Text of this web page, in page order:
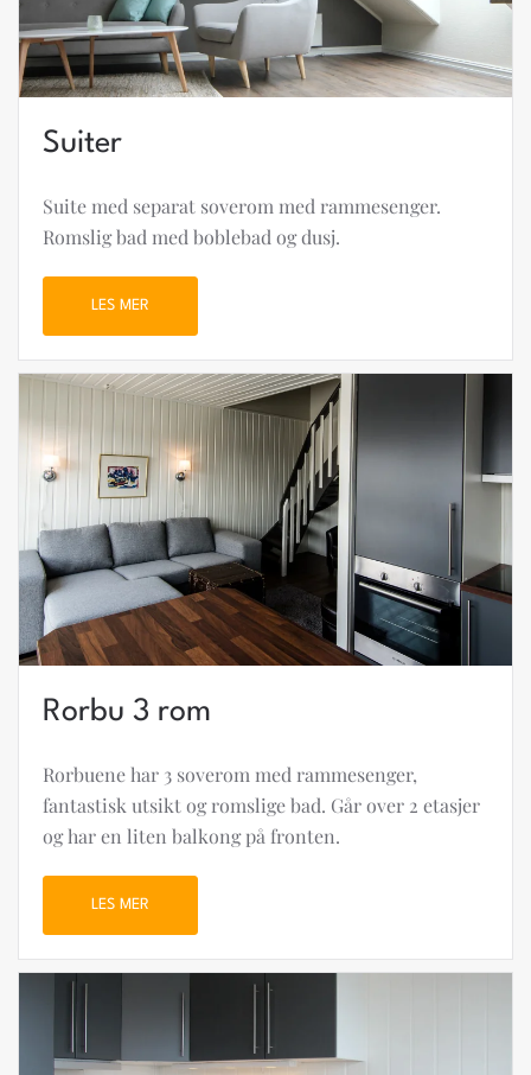
Suiter
Suite med separat soverom med rammesenger.
Romslig bad med boblebad og dusj.
LES MER
Rorbu 3 rom
Rorbuene har 3 soverom med rammesenger,
fantastisk utsikt og romslige bad. Går over 2 etasjer
og har en liten balkong på fronten.
LES MER